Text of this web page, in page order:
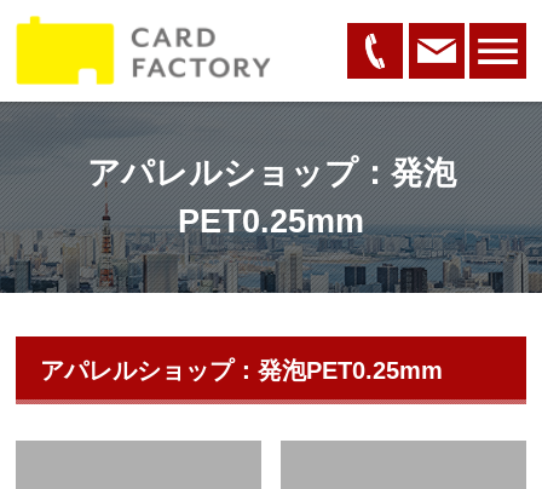
アパレルショップ：発泡
PET0.25mm
アパレルショップ：発泡PET0.25mm